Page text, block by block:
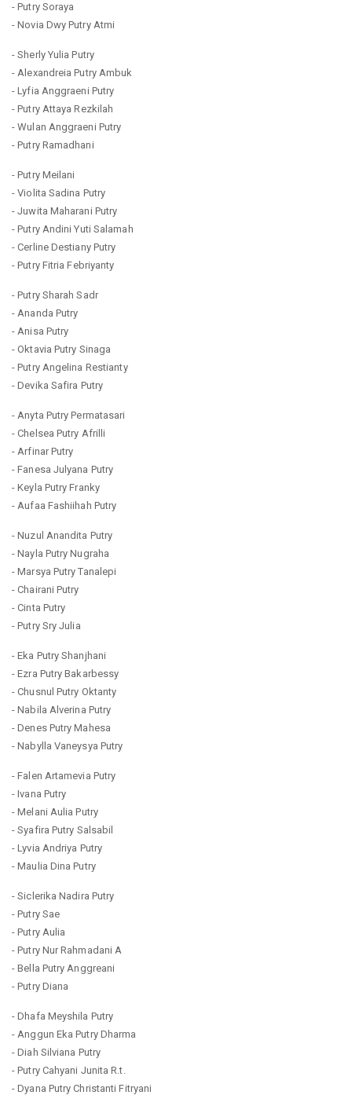
- Putry Soraya
- Novia Dwy Putry Atmi
- Sherly Yulia Putry
- Alexandreia Putry Ambuk
- Lyfia Anggraeni Putry
- Putry Attaya Rezkilah
- Wulan Anggraeni Putry
- Putry Ramadhani
- Putry Meilani
- Violita Sadina Putry
- Juwita Maharani Putry
- Putry Andini Yuti Salamah
- Cerline Destiany Putry
- Putry Fitria Febriyanty
- Putry Sharah Sadr
- Ananda Putry
- Anisa Putry
- Oktavia Putry Sinaga
- Putry Angelina Restianty
- Devika Safira Putry
- Anyta Putry Permatasari
- Chelsea Putry Afrilli
- Arfinar Putry
- Fanesa Julyana Putry
- Keyla Putry Franky
- Aufaa Fashiihah Putry
- Nuzul Anandita Putry
- Nayla Putry Nugraha
- Marsya Putry Tanalepi
- Chairani Putry
- Cinta Putry
- Putry Sry Julia
- Eka Putry Shanjhani
- Ezra Putry Bakarbessy
- Chusnul Putry Oktanty
- Nabila Alverina Putry
- Denes Putry Mahesa
- Nabylla Vaneysya Putry
- Falen Artamevia Putry
- Ivana Putry
- Melani Aulia Putry
- Syafira Putry Salsabil
- Lyvia Andriya Putry
- Maulia Dina Putry
- Siclerika Nadira Putry
- Putry Sae
- Putry Aulia
- Putry Nur Rahmadani A
- Bella Putry Anggreani
- Putry Diana
- Dhafa Meyshila Putry
- Anggun Eka Putry Dharma
- Diah Silviana Putry
- Putry Cahyani Junita R.t.
- Dyana Putry Christanti Fitryani